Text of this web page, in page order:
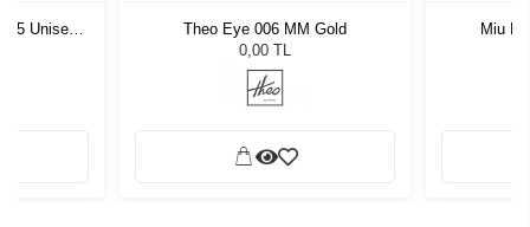
55 Unisex
Theo Eye 006 MM Gold
0,00 TL
Miu